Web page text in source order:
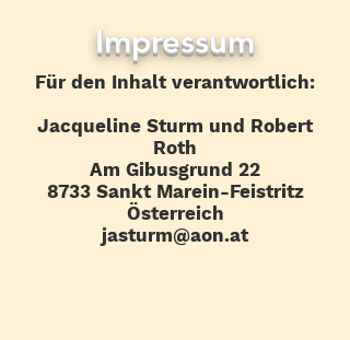
Impressum
Für den Inhalt verantwortlich:
Jacqueline Sturm und Robert
Roth
Am Gibusgrund 22
8733 Sankt Marein-Feistritz
Österreich
jasturm@aon.at